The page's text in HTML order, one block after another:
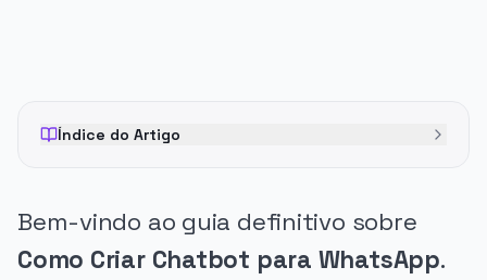
Índice do Artigo
Bem-vindo ao guia definitivo sobre
Como Criar Chatbot para WhatsApp.